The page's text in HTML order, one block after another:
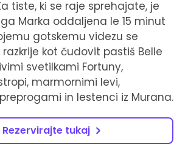
tiste, ki se raje sprehajate, je
Marka oddaljena le 15 minut
gotskemu videzu se
razkrije kot čudovit pastiš Belle
svetilkami Fortuny,
marmornimi levi,
in lestenci iz Murana.
Rezervirajte tukaj